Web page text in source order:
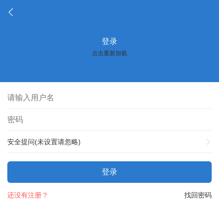
登录
点击重新加载
安全提问(未设置请忽略)
登录
找回密码
还没有注册？